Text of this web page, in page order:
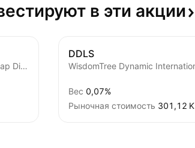
в эти акции
WisdomTree International SmallCap Dividend Fund
DDLS
Вес 0,07%
Рыночная стоимость ‪301,12 K‬